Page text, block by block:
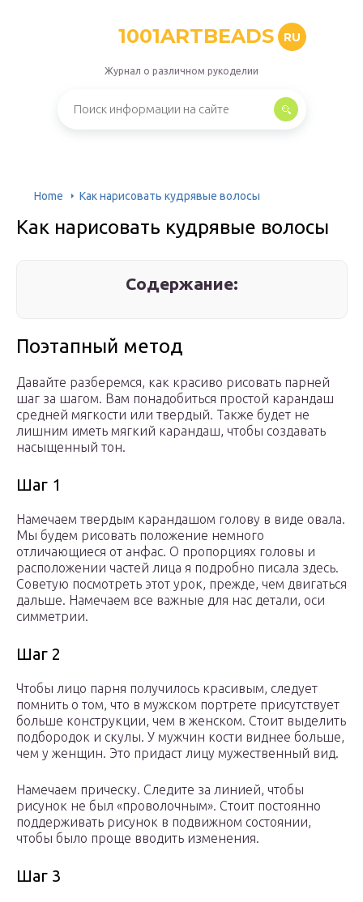
1001ARTBEADS RU
Журнал о различном рукоделии
Home Как нарисовать кудрявые волосы
Как нарисовать кудрявые волосы
Содержание:
Поэтапный метод
Давайте разберемся, как красиво рисовать парней
шаг за шагом. Вам понадобиться простой карандаш
средней мягкости или твердый. Также будет не
лишним иметь мягкий карандаш, чтобы создавать
насыщенный тон.
Шаг 1
Намечаем твердым карандашом голову в виде овала.
Мы будем рисовать положение немного
отличающиеся от анфас. О пропорциях головы и
расположении частей лица я подробно писала здесь.
Советую посмотреть этот урок, прежде, чем двигаться
дальше. Намечаем все важные для нас детали, оси
симметрии.
Шаг 2
Чтобы лицо парня получилось красивым, следует
помнить о том, что в мужском портрете присутствует
больше конструкции, чем в женском. Стоит выделить
подбородок и скулы. У мужчин кости виднее больше,
чем у женщин. Это придаст лицу мужественный вид.
Намечаем прическу. Следите за линией, чтобы
рисунок не был «проволочным». Стоит постоянно
поддерживать рисунок в подвижном состоянии,
чтобы было проще вводить изменения.
Шаг 3